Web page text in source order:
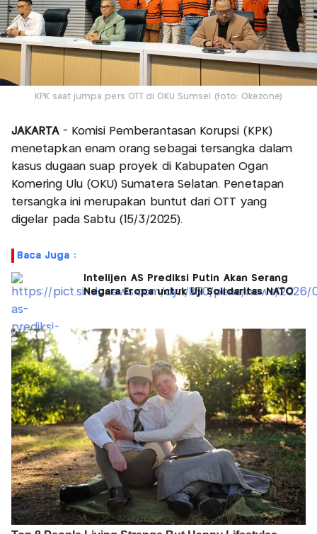
KPK saat jumpa pers OTT di OKU Sumsel (foto: Okezone)
JAKARTA - Komisi Pemberantasan Korupsi (KPK)
menetapkan enam orang sebagai tersangka dalam
kasus dugaan suap proyek di Kabupaten Ogan
Komering Ulu (OKU) Sumatera Selatan. Penetapan
tersangka ini merupakan buntut dari OTT yang
digelar pada Sabtu (15/3/2025).
Baca Juga :
Intelijen AS Prediksi Putin Akan Serang
Negara Eropa untuk Uji Solidaritas NATO